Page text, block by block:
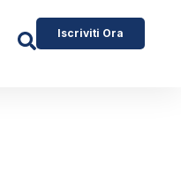
Iscriviti Ora